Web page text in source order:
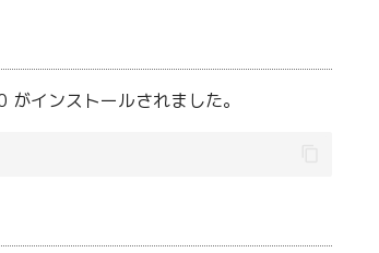
インストールされました。